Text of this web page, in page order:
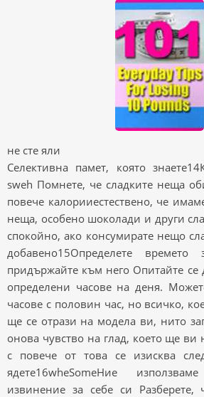
не сте яли
Селективна памет, която
sweh Помнете, че сладките неща
повече калорииестествено, че
неща, особено шоколади и други
спокойно, ако консумирате нещо
добавено15Определете
придържайте към него Опитайте се
определени часове на деня.
часове с половин час, но всичко,
ще се отрази на модела ви, нито
онова чувство на глад, което ще ви
с повече от това се изисква
ядете16wheSomeНие
извинение за себе си Разберете,